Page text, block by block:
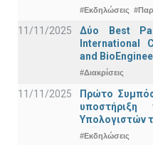
#Εκδηλώσεις
11/11/2025
Δύο Best
International
and
#Διακρίσεις
11/11/2025
Πρώτο
Υπολογιστών
#Εκδηλώσεις